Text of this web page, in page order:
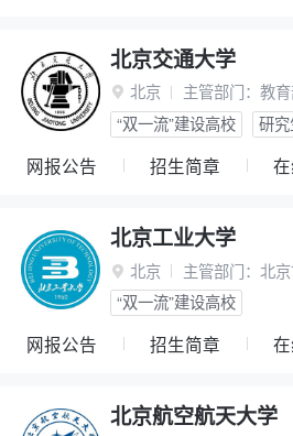
北京交通大学
 北京 主管部门： 教
“双一流”建设高校
研
网报公告 招生简章
北京工业大学
 北京 主管部门： 北
“双一流”建设高校
网报公告 招生简章
北京航空航天大学